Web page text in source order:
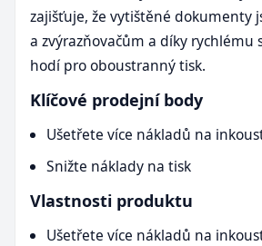
zajišťuje, že vytištěné dokumenty
a zvýrazňovačům a díky
hodí pro oboustranný tisk.
Klíčové prodejní body
Ušetřete více nákladů na
Snižte náklady na tisk
Vlastnosti produktu
Ušetřete více nákladů na